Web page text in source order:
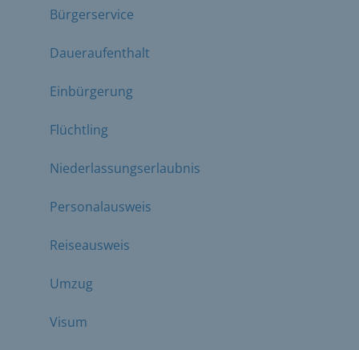
Bürgerservice
Daueraufenthalt
Einbürgerung
Flüchtling
Niederlassungserlaubnis
Personalausweis
Reiseausweis
Umzug
Visum